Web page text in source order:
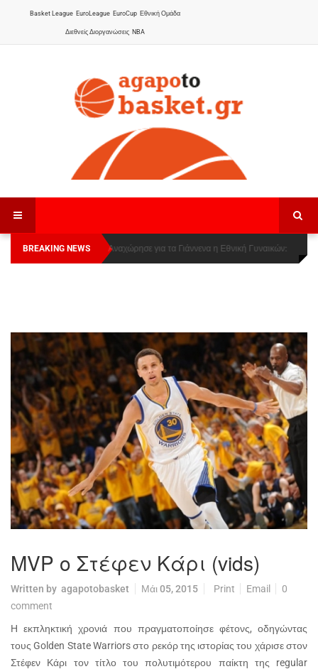
Basket League EuroLeague EuroCup Εθνική Ομάδα
Διεθνείς Διοργανώσεις NBA
BREAKING NEWS
Οι Πάνθηρες Καβάλας στην Women Basketball
League 1
Αναχώρησε για τα Γιάννενα η Εθνική Γυναικών
MVP ο Στέφεν Κάρι (vids)
Written by agapotobasket Μάι 05, 2015 Print Email
0
comment
Η εκπληκτική χρονιά που πραγματοποίησε φέτονς, οδηγώντας
τουςGolden State Warriorsστο ρεκόρ της ιστορίας του χάρισε στον
Στέφεν Κάρι τον τίτλο του πολυτιμότερου παίκτη της regular